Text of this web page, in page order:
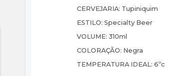
CERVEJARIA: Tupiniquim
ESTILO: Specialty Beer
VOLUME: 310ml
COLORAÇÃO: Negra
TEMPERATURA IDEAL: 6ºc